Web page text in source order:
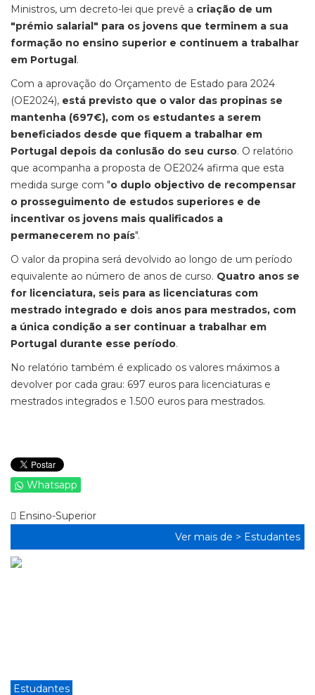
Ministros, um decreto-lei que prevê a criação de um
"prémio salarial" para os jovens que terminem a sua
formação no ensino superior e continuem a trabalhar
em Portugal.
Com a aprovação do Orçamento de Estado para 2024
(OE2024), está previsto que o valor das propinas se
mantenha (697€), com os estudantes a serem
beneficiados desde que fiquem a trabalhar em
Portugal depois da conlusão do seu curso. O relatório
que acompanha a proposta de OE2024 afirma que esta
medida surge com "o duplo objectivo de recompensar
o prosseguimento de estudos superiores e de
incentivar os jovens mais qualificados a
permanecerem no país".
O valor da propina será devolvido ao longo de um período
equivalente ao número de anos de curso. Quatro anos se
for licenciatura, seis para as licenciaturas com
mestrado integrado e dois anos para mestrados, com
a única condição a ser continuar a trabalhar em
Portugal durante esse período.
No relatório também é explicado os valores máximos a
devolver por cada grau: 697 euros para licenciaturas e
mestrados integrados e 1.500 euros para mestrados.
Whatsapp
Ensino-Superior
Ver mais de > Estudantes
Estudantes